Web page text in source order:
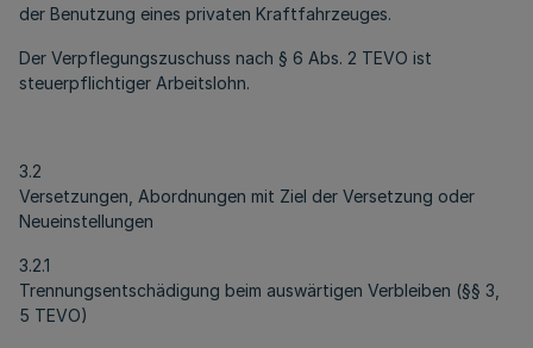
der Benutzung eines privaten Kraftfahrzeuges.
Der Verpflegungszuschuss nach § 6 Abs. 2 TEVO ist
steuerpflichtiger Arbeitslohn.
3.2
Versetzungen, Abordnungen mit Ziel der Versetzung oder
Neueinstellungen
3.2.1
Trennungsentschädigung beim auswärtigen Verbleiben (§§ 3,
5 TEVO)